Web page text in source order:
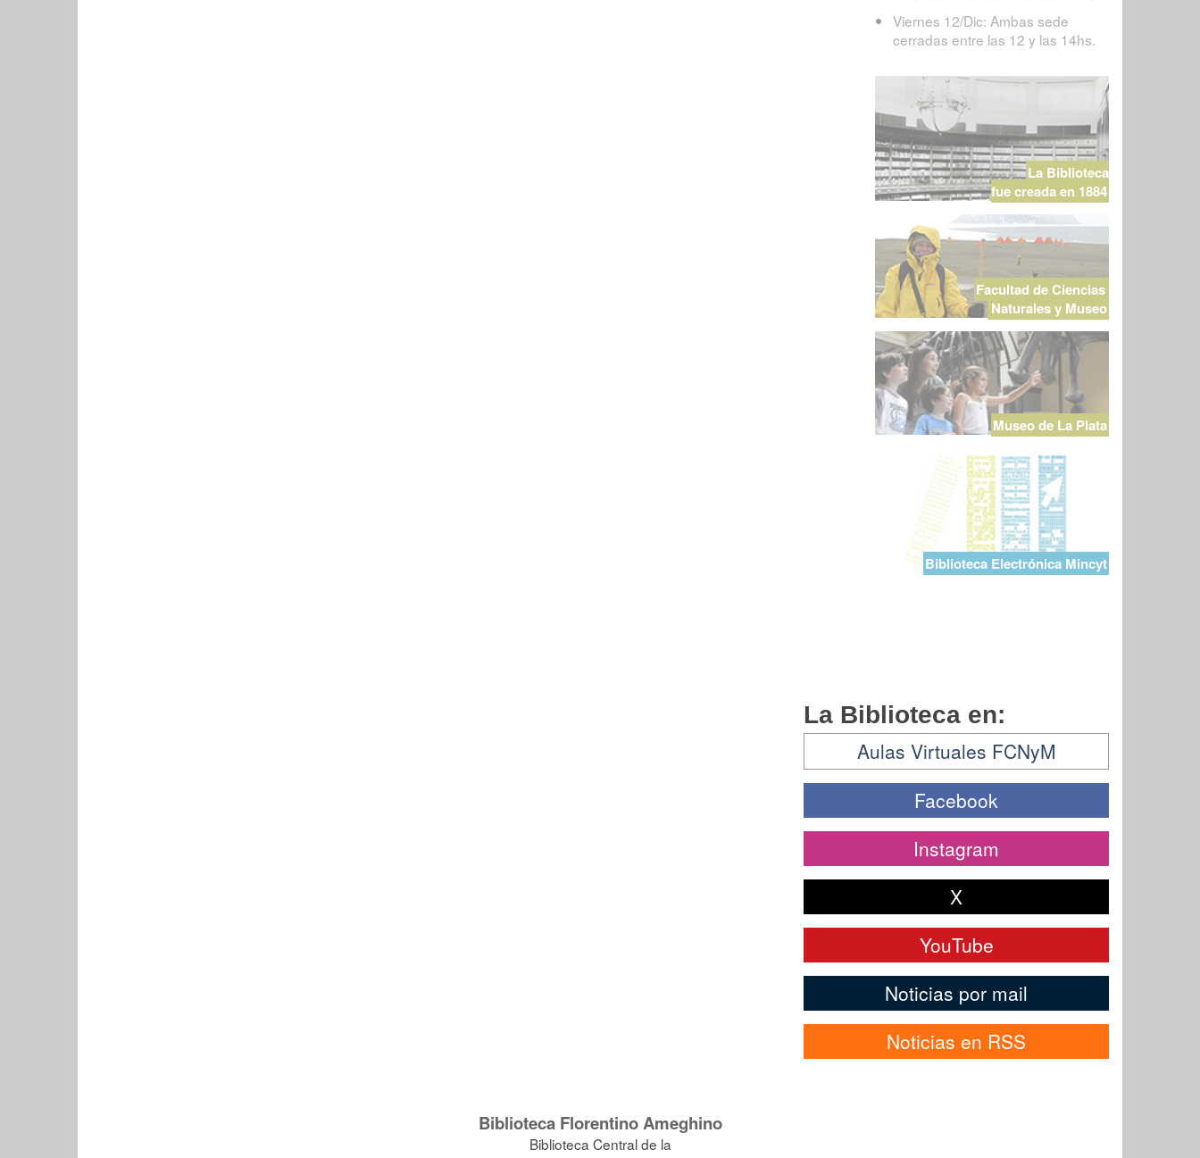
Viernes 12/Dic: Ambas sede
cerradas entre las 12 y las 14hs.
La Biblioteca
fue creada en 1884
Facultad de Ciencias
Naturales y Museo
Museo de La Plata
Biblioteca Electrónica Mincyt
La Biblioteca en:
Aulas Virtuales FCNyM
Facebook
Instagram
X
YouTube
Noticias por mail
Noticias en RSS
Biblioteca Florentino Ameghino
Biblioteca Central de la